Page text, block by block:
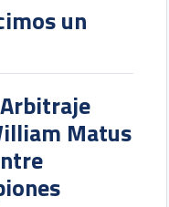
un
Matus